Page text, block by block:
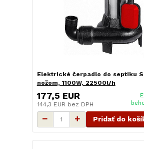
Elektrické čerpadlo do septiku
nožom, 1100W, 22500l/h
177,5 EUR
144,3 EUR bez DPH
Pridať do